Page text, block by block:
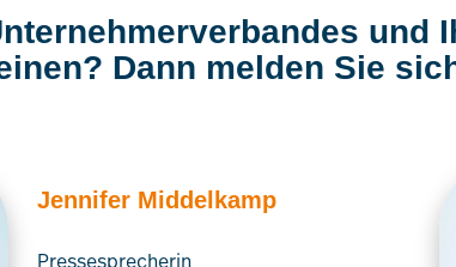
und
Dann melden Sie
Jennifer Middelkamp
Pressesprecherin